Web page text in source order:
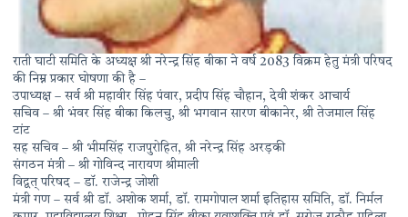
राती घाटी समिति के अध्यक्ष श्री नरेन्द्र सिंह बीका ने वर्ष 2083 विक्रम हेतु मंत्री परिषद
की निम्न प्रकार घोषणा की है –
उपाध्यक्ष – सर्व श्री महावीर सिंह पंवार, प्रदीप सिंह चौहान, देवी शंकर आचार्य
सचिव – श्री भंवर सिंह बीका किलचु, श्री भगवान सारण बीकानेर, श्री तेजमाल सिंह
टांट
सह सचिव – श्री भीमसिंह राजपुरोहित, श्री नरेन्द्र सिंह अरड़की
संगठन मंत्री – श्री गोविन्द नारायण श्रीमाली
विद्वत् परिषद – डॉ. राजेन्द्र जोशी
मंत्री गण – सर्व श्री डॉ. अशोक शर्मा, डॉ. रामगोपाल शर्मा इतिहास समिति, डॉ. निर्मल